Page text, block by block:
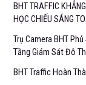
BHT TRAFFIC
HỌC CHIẾU SÁNG
Trụ Camera BHT
Tầng Giám Sát Đô
BHT Traffic Hoàn